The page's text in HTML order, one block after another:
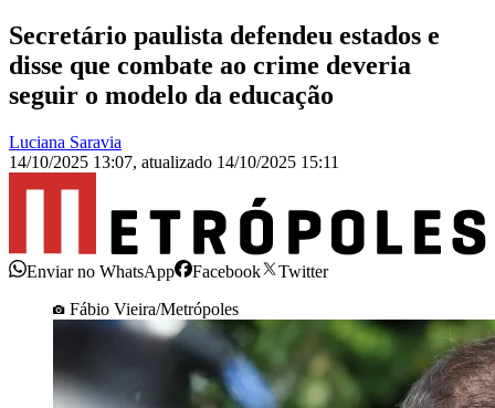
Secretário paulista defendeu estados e
disse que combate ao crime deveria
seguir o modelo da educação
Luciana Saravia
14/10/2025 13:07, atualizado 14/10/2025 15:11
Enviar no WhatsApp Facebook
Twitter
Fábio Vieira/Metrópoles